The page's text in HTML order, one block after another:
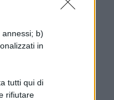
b)
in
tutti qui di
rifiutare